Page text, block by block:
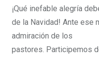
¡Qué inefable alegría
de la Navidad! Ante ese
admiración de los
pastores. Participemos